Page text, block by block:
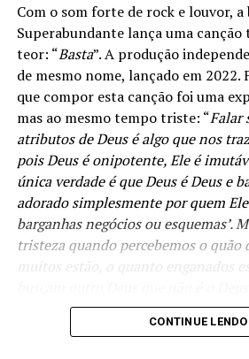
Com o som forte de rock e louvor, a
Superabundante lança uma
teor: “Basta”. A produção
de mesmo nome, lançado em 2022.
que compor esta canção foi uma
mas ao mesmo tempo triste: “Falar
atributos de Deus é algo que nos
pois Deus é onipotente, Ele é
única verdade é que Deus é Deus e
adorado simplesmente por quem
barganhas negócios ou esquemas’.
tristeza quando percebemos o quão
muitos estão, o quanto enganados
A mensagem central da canção é a
CONTINUE LENDO